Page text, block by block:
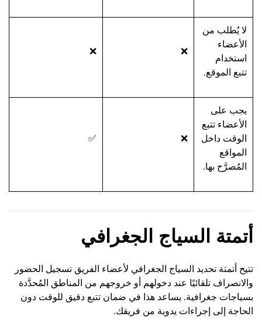
لا يُطلب من
الأعضاء
استخدام
تتبع الموقع.
❌
❌
يجب على
الأعضاء تتبع
الوقت داخل
المواقع
المُصرَّح بها.
❌
✅
أتمتة السياج الجغرافي
تتيح أتمتة تحديد السياج الجغرافي لأعضاء الفريق تسجيل الحضور
والانصراف تلقائيًا عند دخولهم أو خروجهم من المناطق المُحدَّدة
بسياجات جغرافية. يساعد هذا في ضمان تتبع دقيق للوقت دون
الحاجة إلى إجراءات يدوية من فريقك.